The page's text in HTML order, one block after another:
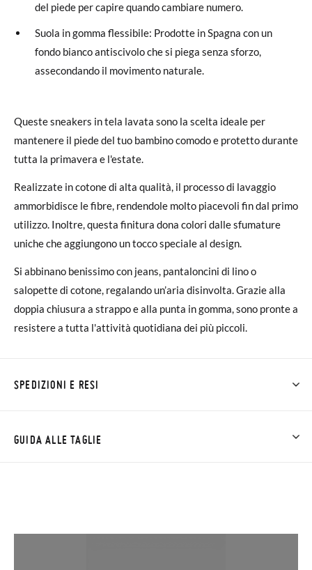
del piede per capire quando cambiare numero.
Suola in gomma flessibile: Prodotte in Spagna con un
fondo bianco antiscivolo che si piega senza sforzo,
assecondando il movimento naturale.
Queste sneakers in tela lavata sono la scelta ideale per
mantenere il piede del tuo bambino comodo e protetto durante
tutta la primavera e l'estate.
Realizzate in cotone di alta qualità, il processo di lavaggio
ammorbidisce le fibre, rendendole molto piacevoli fin dal primo
utilizzo. Inoltre, questa finitura dona colori dalle sfumature
uniche che aggiungono un tocco speciale al design.
Si abbinano benissimo con jeans, pantaloncini di lino o
salopette di cotone, regalando un’aria disinvolta. Grazie alla
doppia chiusura a strappo e alla punta in gomma, sono pronte a
resistere a tutta l'attività quotidiana dei più piccoli.
SPEDIZIONI E RESI
ordini inferiori a 30 €, la spedizione standard costa 3,95 € e
GUIDA ALLE TAGLIE